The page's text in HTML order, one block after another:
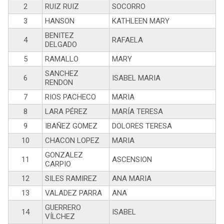
2
RUIZ RUIZ
SOCORRO
3
HANSON KATHLEEN MARY
4
BENITEZ
DELGADO
RAFAELA
5 RAMALLO MARY
6
SANCHEZ
RENDON
ISABEL MARIA
7 RIOS PACHECO
MARIA
8
LARA PÉREZ
MARÍA TERESA
9
IBAÑEZ GOMEZ
DOLORES TERESA
10
CHACON LOPEZ MARIA
11
GONZALEZ
CARPIO
ASCENSION
12 SILES RAMIREZ
ANA MARIA
13
VALADEZ PARRA ANA
14
GUERRERO
VÍLCHEZ
ISABEL